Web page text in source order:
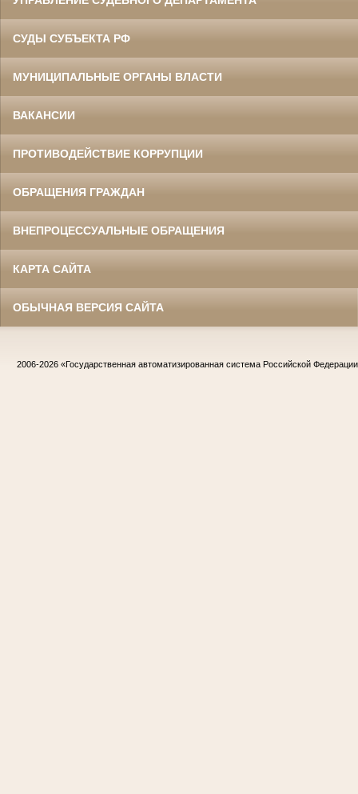
СУДЫ СУБЪЕКТА РФ
МУНИЦИПАЛЬНЫЕ ОРГАНЫ ВЛАСТИ
ВАКАНСИИ
ПРОТИВОДЕЙСТВИЕ КОРРУПЦИИ
ОБРАЩЕНИЯ ГРАЖДАН
ВНЕПРОЦЕССУАЛЬНЫЕ ОБРАЩЕНИЯ
КАРТА САЙТА
ОБЫЧНАЯ ВЕРСИЯ САЙТА
2006-2026 «Государственная автоматизированная система Российской